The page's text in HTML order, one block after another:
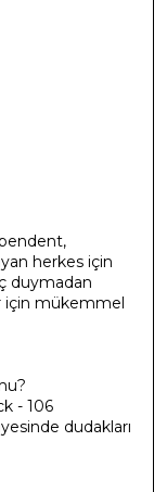
herkes için
duymadan
için mükemmel
- 106
dudakları